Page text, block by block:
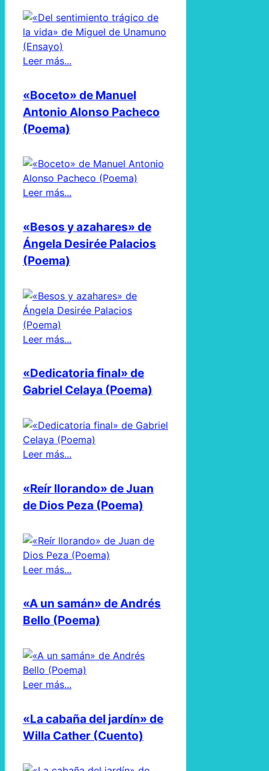
Leer más...
«Boceto» de Manuel
Antonio Alonso Pacheco
(Poema)
Leer más...
«Besos y azahares» de
Ángela Desirée Palacios
(Poema)
Leer más...
«Dedicatoria final» de
Gabriel Celaya (Poema)
Leer más...
«Reír llorando» de Juan
de Dios Peza (Poema)
Leer más...
«A un samán» de Andrés
Bello (Poema)
Leer más...
«La cabaña del jardín» de
Willa Cather (Cuento)